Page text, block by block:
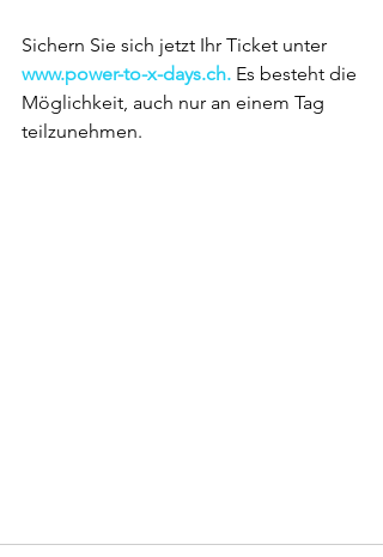
Sichern Sie sich jetzt Ihr Ticket unter
www.power-to-x-days.ch. Es besteht die
Möglichkeit, auch nur an einem Tag
teilzunehmen.